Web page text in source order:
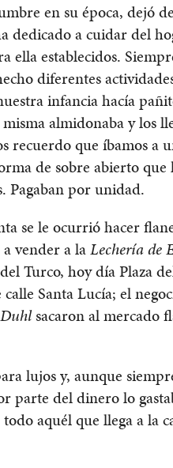
en su época, dejó
dedicado a cuidar del
ella establecidos.
diferentes
infancia hacía
almidonaba y los
recuerdo que íbamos a
de sobre abierto
Pagaban por unidad.
se le ocurrió hacer
vender a laLechería de
Turco, hoy día Plaza
Santa Lucía; el
Duhlsacaron al mercado
lujos y, aunque
parte del dinero lo
aquél que llega a la